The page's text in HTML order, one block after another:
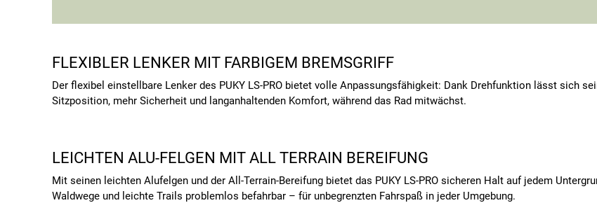
FLEXIBLER LENKER MIT FARBIGEM BREMSGRIFF
Der flexibel einstellbare Lenker des PUKY LS-PRO bietet volle Anpassungsfähigkeit: Dank Drehfunktion lässt sich
Sitzposition, mehr Sicherheit und langanhaltenden Komfort, während das Rad mitwächst.
LEICHTEN ALU-FELGEN MIT ALL TERRAIN BEREIFUNG
Mit seinen leichten Alufelgen und der All-Terrain-Bereifung bietet das PUKY LS-PRO sicheren Halt auf jedem
Waldwege und leichte Trails problemlos befahrbar – für unbegrenzten Fahrspaß in jeder Umgebung.